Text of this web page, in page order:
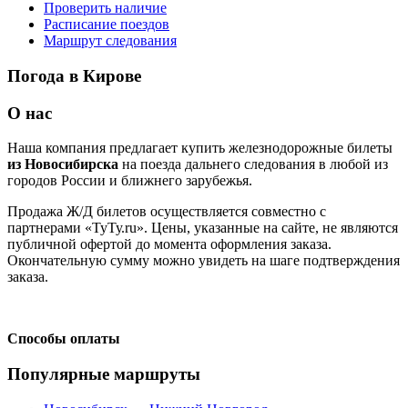
Проверить наличие
Расписание поездов
Маршрут следования
Погода в Кирове
О нас
Наша компания предлагает купить железнодорожные билеты
из Новосибирска на поезда дальнего следования в любой из
городов России и ближнего зарубежья.
Продажа Ж/Д билетов осуществляется совместно с
партнерами «ТуТу.ru». Цены, указанные на сайте, не являются
публичной офертой до момента оформления заказа.
Окончательную сумму можно увидеть на шаге подтверждения
заказа.
Способы оплаты
Популярные маршруты